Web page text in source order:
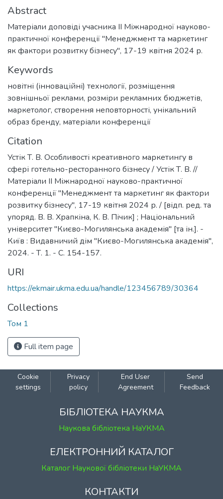
Abstract
Матеріали доповіді учасника ІІ Міжнародної науково-
практичної конференції "Менеджмент та маркетинг
як фактори розвитку бізнесу", 17-19 квітня 2024 р.
Keywords
новітні (інноваційні) технології, розміщення
зовнішньої реклами, розміри рекламних бюджетів,
маркетолог, створення неповторності, унікальний
образ бренду, матеріали конференції
Citation
Устік Т. В. Особливості креативного маркетингу в
сфері готельно-ресторанного бізнесу / Устік Т. В. //
Матеріали ІІ Міжнародної науково-практичної
конференції "Менеджмент та маркетинг як фактори
розвитку бізнесу", 17-19 квітня 2024 р. / [відп. ред. та
упоряд. В. В. Храпкіна, К. В. Пічик] ; Національний
університет "Києво-Могилянська академія" [та ін.]. -
Київ : Видавничий дім "Києво-Могилянська академія",
2024. - Т. 1. - C. 154-157.
URI
https://ekmair.ukma.edu.ua/handle/123456789/30364
Collections
Том 1
Full item page
Cookie
settings
Privacy
policy
End User
Agreement
Send
Feedback
БІБЛІОТЕКА НАУКМА
Наукова бібліотека НаУКМА
ЕЛЕКТРОННИЙ КАТАЛОГ
Каталог Наукової бібліотеки НаУКМА
КОНТАКТИ